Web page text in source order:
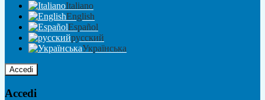
Italiano
English
Español
русский
Українська
Accedi
Accedi